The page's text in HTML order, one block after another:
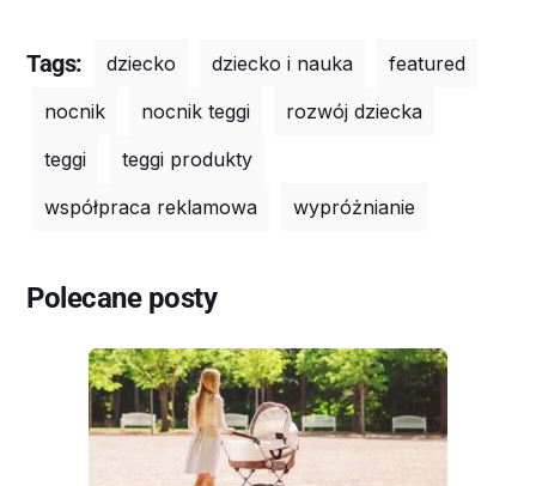
Tags: dziecko dziecko i nauka
featured
nocnik
nocnik teggi
rozwój dziecka
teggi
teggi produkty
współpraca reklamowa
wypróżnianie
Polecane posty